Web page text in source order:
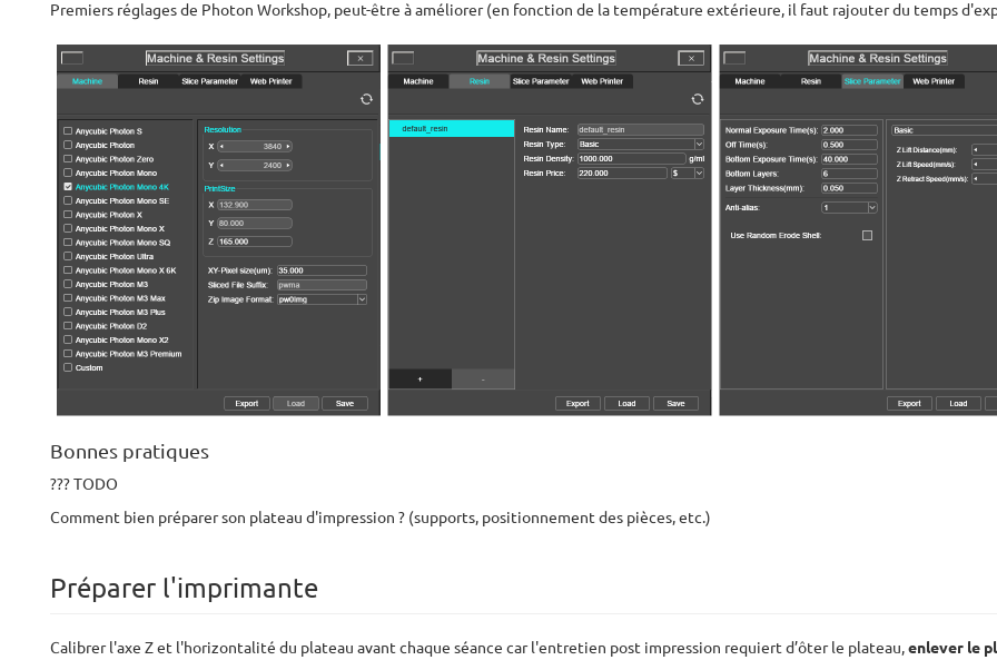
Premiers réglages de Photon Workshop, peut-être à améliorer (en fonction de la température extérieure, il faut rajouter du temps
Bonnes pratiques
??? TODO
Comment bien préparer son plateau d'impression ? (supports, positionnement des pièces, etc.)
Préparer l'imprimante
Calibrer l'axe Z et l'horizontalité du plateau avant chaque séance car l'entretien post impression requiert d’ôter le plateau,enlever le